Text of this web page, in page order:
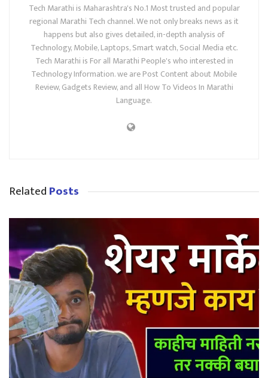
Tech Marathi is Maharashtra's No.1 Most trusted and popular
regional Marathi Tech channel. We not only breaks news as it
happens but also gives detailed, in-depth analysis of
Technology, Mobile, Laptops, Smart watch, Social Media etc.
Tech Marathi is For all Marathi People's who interested in
Technology Information. we are Post Content about Mobile
Review, Gadgets Review, and all How To Videos In Marathi
Language.
RelatedPosts